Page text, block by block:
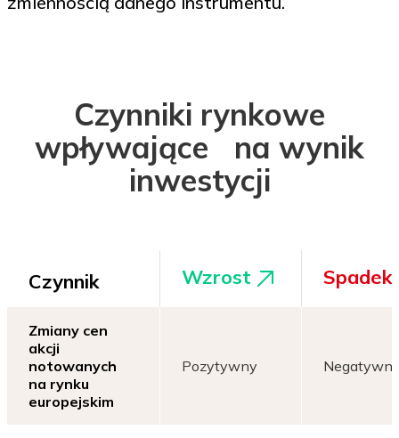
Czynniki rynkowe
wpływające na wynik
inwestycji
Czynnik Wzrost Spadek
Zmiany cen
akcji
notowanych
na rynku
europejskim
Pozytywny